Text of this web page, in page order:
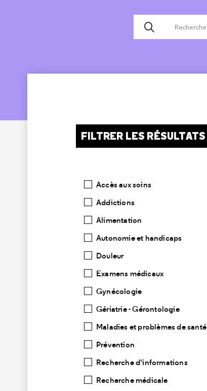
FILTRER LES RÉSULTATS
Accès aux soins
Addictions
Alimentation
Autonomie et handicaps
Douleur
Examens médicaux
Gynécologie
Gériatrie - Gérontologie
Maladies et problèmes de santé
Prévention
Recherche d'informations
Recherche médicale